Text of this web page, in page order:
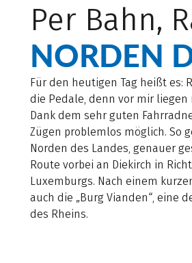
Per Bahn,
NORDEN
Für den heutigen Tag heißt es:
die Pedale, denn vor mir
Dank dem sehr guten
Zügen problemlos möglich. So
Norden des Landes, genauer
Route vorbei an Diekirch in
Luxemburgs. Nach einem
auch die „Burg Vianden“, eine
des Rheins.